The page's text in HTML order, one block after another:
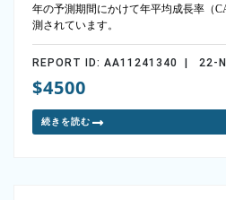
年の予測期間にかけて年平均成長率（
測されています。
REPORT ID: AA11241340 | 22-
$4500
続きを読む